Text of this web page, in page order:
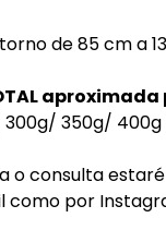
de 85 cm a
aproximada
350g/ 400g
o consulta
como por